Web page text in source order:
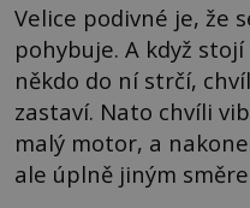
Velice podivné je, že
pohybuje. A když
někdo do ní strčí,
zastaví. Nato chvíli
malý motor, a
ale úplně jiným